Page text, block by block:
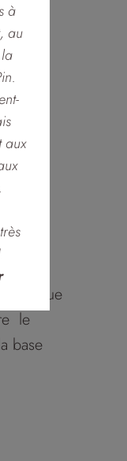
rubrique
le
base
à
au
aux